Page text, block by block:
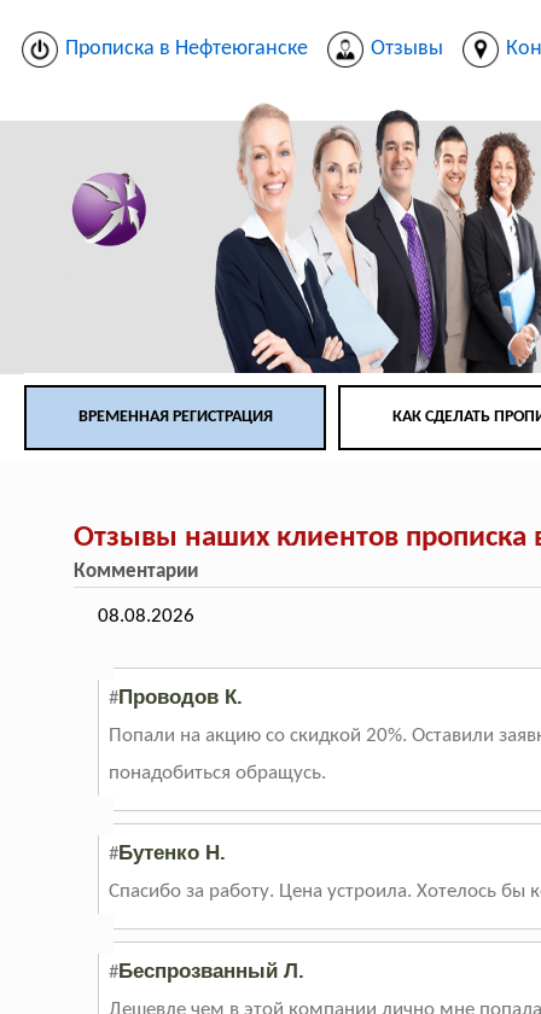
Прописка в Нефтеюганске Отзывы
ВРЕМЕННАЯ РЕГИСТРАЦИЯ КАК СДЕЛАТЬ
Отзывы наших клиентов прописка
Комментарии
08.08.2026
#Проводов К.
Попали на акцию со скидкой 20%. Оставили
понадобиться обращусь.
#Бутенко Н.
Спасибо за работу. Цена устроила. Хотелось
#Беспрозванный Л.
Дешевле чем в этой компании лично мне